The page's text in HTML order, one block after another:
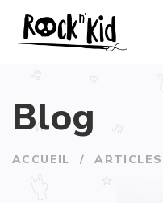
Blog
ACCUEIL / ARTICLES